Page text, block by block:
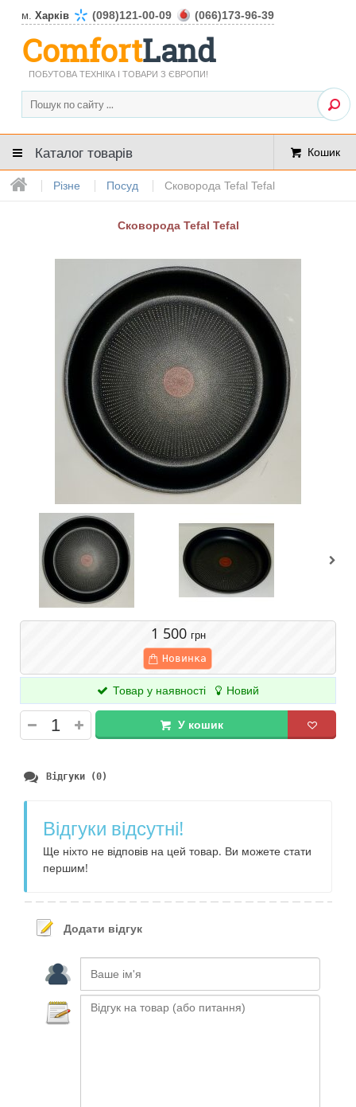
м. Харків (098)121-00-09 (066)173-96-39
ComfortLand
ПОБУТОВА ТЕХНІКА І ТОВАРИ З ЄВРОПИ!
Каталог товарів Кошик
Різне Посуд Сковорода Tefal Tefal
Сковорода Tefal Tefal
1 500 грн
Новинка
Товар у наявності Новий
У кошик
Відгуки (0)
Відгуки відсутні!
Ще ніхто не відповів на цей товар. Ви можете стати
першим!
Додати відгук